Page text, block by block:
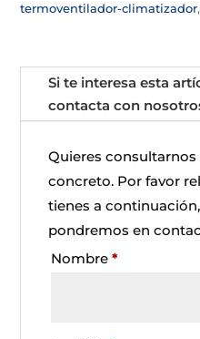
termoventilador-climatizador
Si te interesa esta
contacta con
Quieres
concreto. Por favor
tienes a
pondremos en
Nombre*